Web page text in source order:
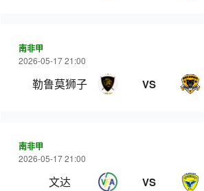
南非甲
2026-05-17 21:00
勒鲁莫狮子 VS
南非甲
2026-05-17 21:00
文达 VS